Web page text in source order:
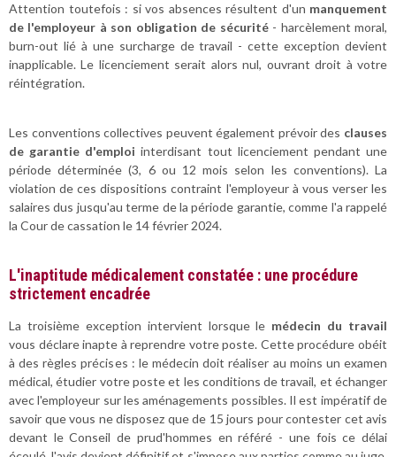
Attention toutefois : si vos absences résultent d'un manquement
de l'employeur à son obligation de sécurité- harcèlement moral,
burn-out lié à une surcharge de travail - cette exception devient
inapplicable. Le licenciement serait alors nul, ouvrant droit à votre
réintégration.
Les conventions collectives peuvent également prévoir des clauses
de garantie d'emploi interdisant tout licenciement pendant une
période déterminée (3, 6 ou 12 mois selon les conventions). La
violation de ces dispositions contraint l'employeur à vous verser les
salaires dus jusqu'au terme de la période garantie, comme l'a rappelé
la Cour de cassation le 14 février 2024.
L'inaptitude médicalement constatée : une procédure
strictement encadrée
La troisième exception intervient lorsque le médecin du travail
vous déclare inapte à reprendre votre poste. Cette procédure obéit
à des règles précises : le médecin doit réaliser au moins un examen
médical, étudier votre poste et les conditions de travail, et échanger
avec l'employeur sur les aménagements possibles. Il est impératif de
savoir que vous ne disposez que de 15 jours pour contester cet avis
devant le Conseil de prud'hommes en référé - une fois ce délai